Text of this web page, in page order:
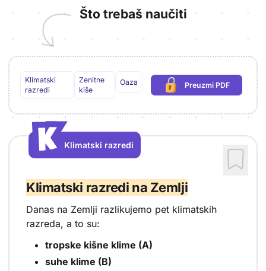
Što trebaš naučiti
Klimatski
razredi
Zenitne
kiše
Oaza Preuzmi PDF
(potrebna prijava)
K
K
Klimatski razredi
Klimatski razredi na Zemlji
Danas na Zemlji razlikujemo pet klimatskih
razreda, a to su:
tropske kišne klime (A)
suhe klime (B)